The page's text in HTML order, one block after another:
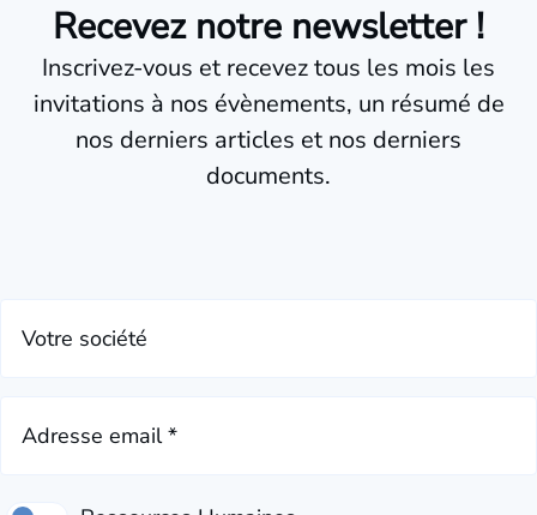
Recevez notre newsletter !
Inscrivez-vous et recevez tous les mois les
invitations à nos évènements, un résumé de
nos derniers articles et nos derniers
documents.
Votre société
Adresse email *